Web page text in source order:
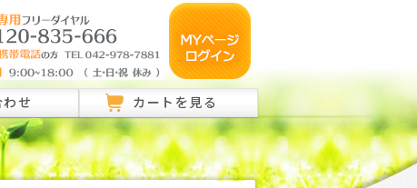
せ
のご相談はこちら
カートを見る